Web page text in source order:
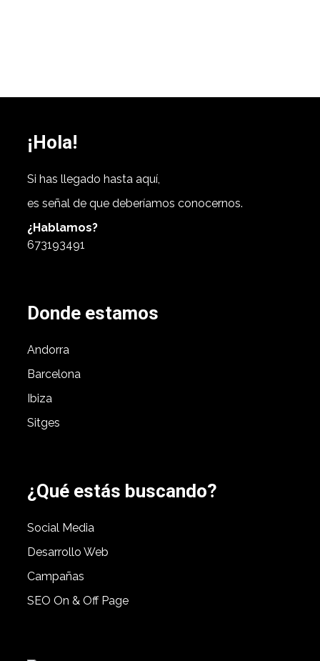
¡Hola!
Si has llegado hasta aquí,
es señal de que deberíamos conocernos.
¿Hablamos?
673193491
Donde estamos
Andorra
Barcelona
Ibiza
Sitges
¿Qué estás buscando?
Social Media
Desarrollo Web
Campañas
SEO On & Off Page